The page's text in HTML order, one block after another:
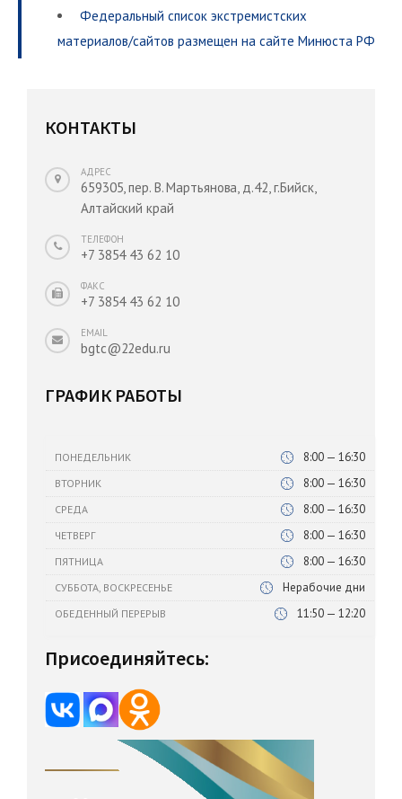
Федеральный список экстремистских
материалов/сайтов размещен на сайте Минюста РФ
КОНТАКТЫ
АДРЕС
659305, пер. В. Мартьянова, д.42, г.Бийск,
Алтайский край
ТЕЛЕФОН
+7 3854 43 62 10
ФАКС
+7 3854 43 62 10
EMAIL
bgtc@22edu.ru
ГРАФИК РАБОТЫ
ПОНЕДЕЛЬНИК 8:00 — 16:30
ВТОРНИК 8:00 — 16:30
СРЕДА 8:00 — 16:30
ЧЕТВЕРГ 8:00 — 16:30
ПЯТНИЦА 8:00 — 16:30
СУББОТА, ВОСКРЕСЕНЬЕ Нерабочие дни
ОБЕДЕННЫЙ ПЕРЕРЫВ 11:50 — 12:20
Присоединяйтесь: